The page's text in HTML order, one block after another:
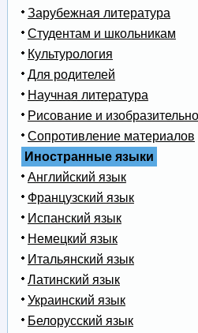
Зарубежная литература
Студентам и школьникам
Культурология
Для родителей
Научная литература
Рисование и
Сопротивление материалов
Иностранные языки
Английский язык
Французский язык
Испанский язык
Немецкий язык
Итальянский язык
Латинский язык
Украинский язык
Белорусский язык